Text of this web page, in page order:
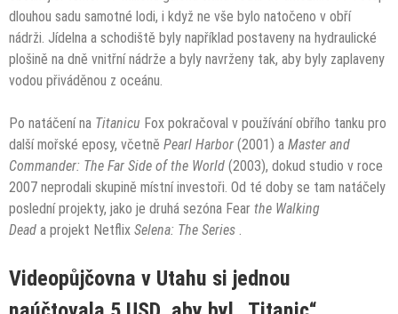
dlouhou sadu samotné lodi, i když ne vše bylo natočeno v obří
nádrži. Jídelna a schodiště byly například postaveny na hydraulické
plošině na dně vnitřní nádrže a byly navrženy tak, aby byly zaplaveny
vodou přiváděnou z oceánu.
Po natáčení na Titanicu Fox pokračoval v používáníobřího tanku pro
další mořské eposy, včetně Pearl Harbor (2001) a Master and
Commander: The Far Side of the World (2003), dokud studio v roce
2007 neprodali skupině místní investoři. Od té doby se tam natáčely
poslední projekty, jako je druhá sezóna Fear the Walking
Dead a projekt Netflix Selena: The Series .
Videopůjčovna v Utahu si jednou